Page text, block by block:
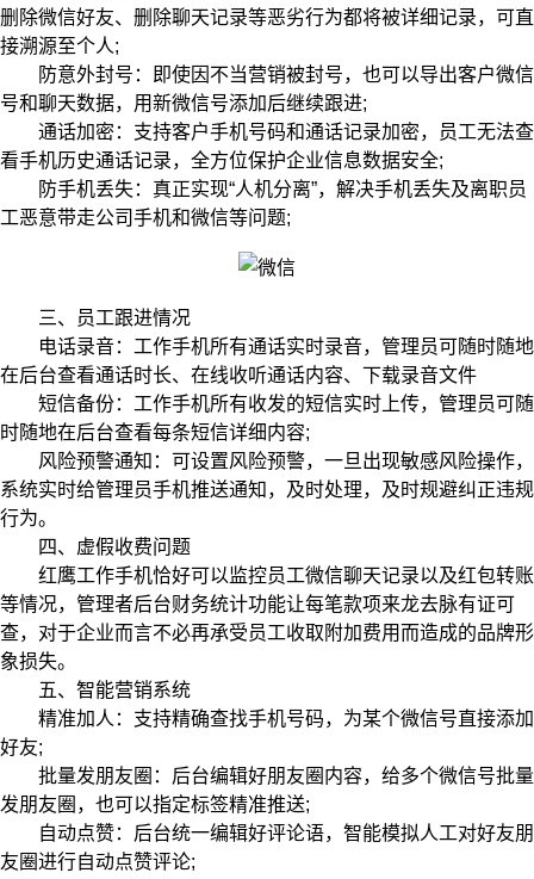
删除微信好友、删除聊天记录等恶劣行为都将被详细记录，可直
接溯源至个人;
防意外封号：即使因不当营销被封号，也可以导出客户微信
号和聊天数据，用新微信号添加后继续跟进;
通话加密：支持客户手机号码和通话记录加密，员工无法查
看手机历史通话记录，全方位保护企业信息数据安全;
防手机丢失：真正实现“人机分离”，解决手机丢失及离职员
工恶意带走公司手机和微信等问题;
三、员工跟进情况
电话录音：工作手机所有通话实时录音，管理员可随时随地
在后台查看通话时长、在线收听通话内容、下载录音文件
短信备份：工作手机所有收发的短信实时上传，管理员可随
时随地在后台查看每条短信详细内容;
风险预警通知：可设置风险预警，一旦出现敏感风险操作，
系统实时给管理员手机推送通知，及时处理，及时规避纠正违规
行为。
四、虚假收费问题
红鹰工作手机恰好可以监控员工微信聊天记录以及红包转账
等情况，管理者后台财务统计功能让每笔款项来龙去脉有证可
查，对于企业而言不必再承受员工收取附加费用而造成的品牌形
象损失。
五、智能营销系统
精准加人：支持精确查找手机号码，为某个微信号直接添加
好友;
批量发朋友圈：后台编辑好朋友圈内容，给多个微信号批量
发朋友圈，也可以指定标签精准推送;
自动点赞：后台统一编辑好评论语，智能模拟人工对好友朋
友圈进行自动点赞评论;